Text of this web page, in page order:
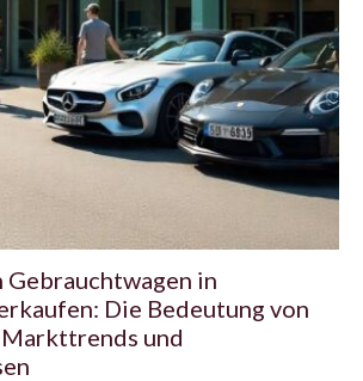
in
Die Bedeutung von
und